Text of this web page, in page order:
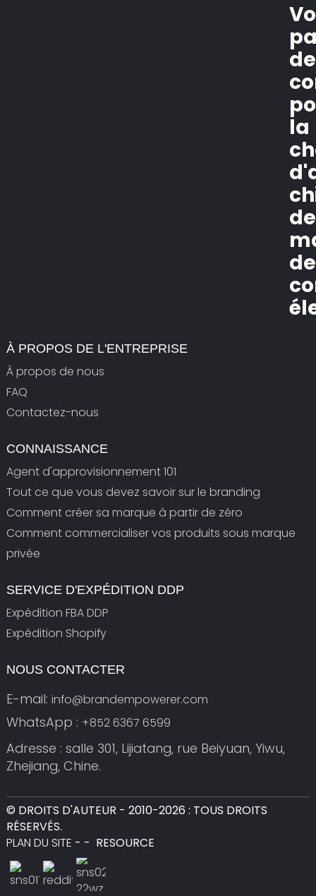
de
la
de
À PROPOS DE L'ENTREPRISE
À propos de nous
FAQ
Contactez-nous
CONNAISSANCE
Agent d'approvisionnement 101
Tout ce que vous devez savoir sur le branding
Comment créer sa marque à partir de zéro
Comment commercialiser vos produits sous marque
privée
SERVICE D'EXPÉDITION DDP
Expédition FBA DDP
Expédition Shopify
NOUS CONTACTER
E-mail: info@brandempowerer.com
WhatsApp : +852 6367 6599
Adresse : salle 301, Lijiatang, rue Beiyuan, Yiwu,
Zhejiang, Chine.
© DROITS D'AUTEUR - 2010-2026 : TOUS DROITS
RÉSERVÉS.
PLAN DU SITE - - RESOURCE